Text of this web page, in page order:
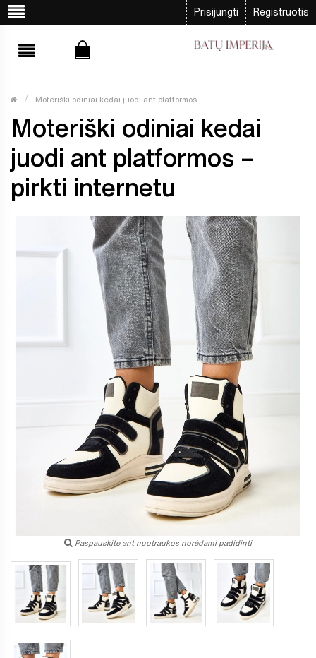
Prisijungti Registruotis
Moteriški odiniai kedai juodi ant platformos
Moteriški odiniai kedai
juodi ant platformos –
pirkti internetu
Paspauskite ant nuotraukos norėdami padidinti